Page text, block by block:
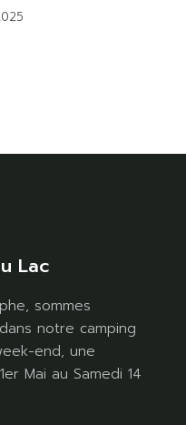
Lac
sommes
notre camping
end, une
Mai au Samedi 14